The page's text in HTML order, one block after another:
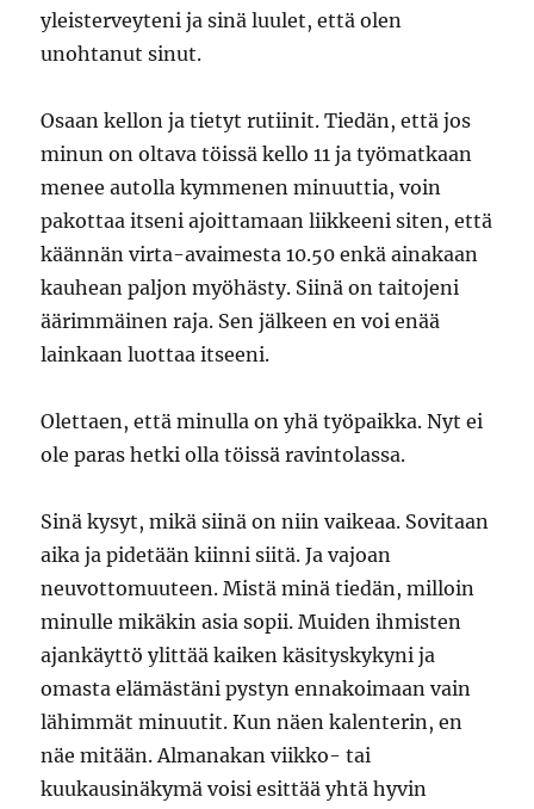
yleisterveyteni ja sinä luulet, että olen
unohtanut sinut.
Osaan kellon ja tietyt rutiinit. Tiedän, että jos
minun on oltava töissä kello 11 ja työmatkaan
menee autolla kymmenen minuuttia, voin
pakottaa itseni ajoittamaan liikkeeni siten, että
käännän virta-avaimesta 10.50 enkä ainakaan
kauhean paljon myöhästy. Siinä on taitojeni
äärimmäinen raja. Sen jälkeen en voi enää
lainkaan luottaa itseeni.
Olettaen, että minulla on yhä työpaikka. Nyt ei
ole paras hetki olla töissä ravintolassa.
Sinä kysyt, mikä siinä on niin vaikeaa. Sovitaan
aika ja pidetään kiinni siitä. Ja vajoan
neuvottomuuteen. Mistä minä tiedän, milloin
minulle mikäkin asia sopii. Muiden ihmisten
ajankäyttö ylittää kaiken käsityskykyni ja
omasta elämästäni pystyn ennakoimaan vain
lähimmät minuutit. Kun näen kalenterin, en
näe mitään. Almanakan viikko- tai
kuukausinäkymä voisi esittää yhtä hyvin